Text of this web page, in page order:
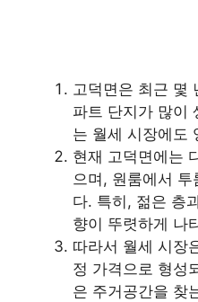
고덕면은 최근 몇
파트 단지가 많이
는 월세 시장에도
현재 고덕면에는
으며, 원룸에서 투
다. 특히, 젊은 층
향이 뚜렷하게 나
따라서 월세 시장
정 가격으로 형성
은 주거공간을 찾